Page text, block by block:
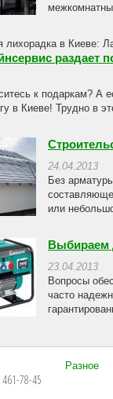
раздает
к подаркам? А
в Киеве! Трудно в
24.04.2013
Без
или
Выбираем
23.04.2013
Вопросы
часто
78-45
Разное